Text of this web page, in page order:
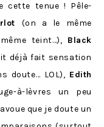
cette tenue ! Pêle-
(on a le même
teint…), Black
déjà fait sensation
doute… LOL), Edith
à-lèvres un peu
que je doute un